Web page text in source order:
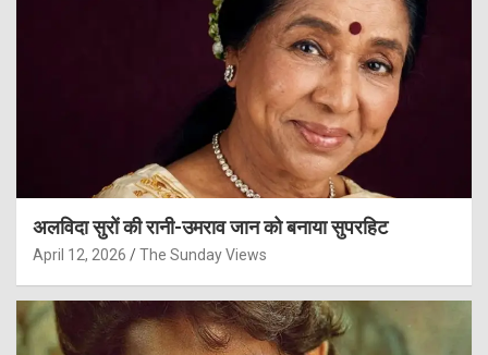
अलविदा सुरों की रानी-उमराव जान को बनाया सुपरहिट
April 12, 2026 The Sunday Views